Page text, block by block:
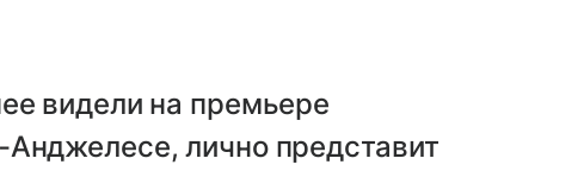
видели на премьере
лично представит